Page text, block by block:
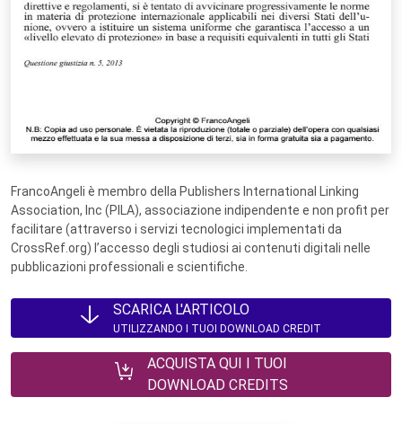
FrancoAngeli è membro della Publishers International Linking
Association, Inc (PILA), associazione indipendente e non profit per
facilitare (attraverso i servizi tecnologici implementati da
CrossRef.org) l’accesso degli studiosi ai contenuti digitali nelle
pubblicazioni professionali e scientifiche.
SCARICA L'ARTICOLO
UTILIZZANDO I TUOI DOWNLOAD CREDIT
ACQUISTA QUI I TUOI
DOWNLOAD CREDITS